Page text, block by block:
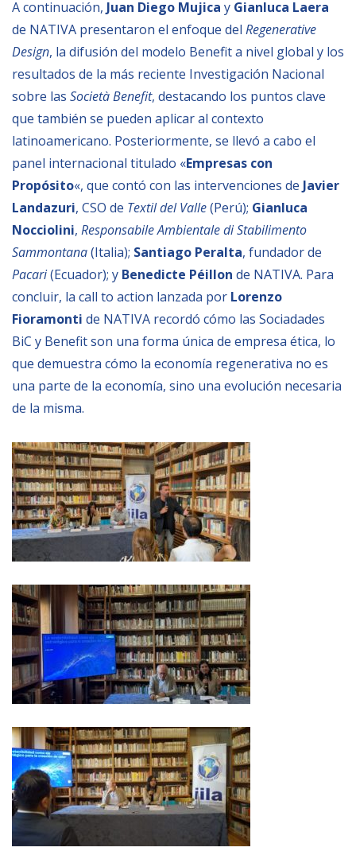
NEWSLETTER
A continuación, Juan Diego Mujica y Gianluca Laera
de NATIVA presentaron el enfoque del Regenerative
Design, la difusión del modelo Benefit a nivel global y los
resultados de la más reciente Investigación Nacional
sobre las Società Benefit, destacando los puntos clave
que también se pueden aplicar al contexto
latinoamericano. Posteriormente, se llevó a cabo el
panel internacional titulado «Empresas con
Propósito«, que contó con las intervenciones de Javier
Landazuri, CSO de Textil del Valle(Perú); Gianluca
Nocciolini, Responsabile Ambientale di Stabilimento
Sammontana(Italia); Santiago Peralta, fundador de
Pacari(Ecuador); y Benedicte Péillon de NATIVA. Para
concluir, la call to action lanzada por Lorenzo
Fioramonti de NATIVA recordó cómo las Sociadades
BiC y Benefit son una forma única de empresa ética, lo
que demuestra cómo la economía regenerativa no es
una parte de la economía, sino una evolución necesaria
de la misma.